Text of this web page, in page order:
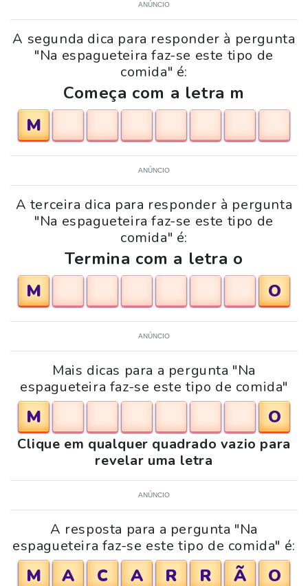
ANÚNCIO
A segunda dica para responder à pergunta
"Na espagueteira faz-se este tipo de
comida" é:
Começa com a letra m
M
ANÚNCIO
A terceira dica para responder à pergunta
"Na espagueteira faz-se este tipo de
comida" é:
Termina com a letra o
M
O
ANÚNCIO
Mais dicas para a pergunta "Na
espagueteira faz-se este tipo de comida"
M O
Clique em qualquer quadrado vazio para
revelar uma letra
ANÚNCIO
A resposta para a pergunta "Na
espagueteira faz-se este tipo de comida" é:
M A C A R R Ã O